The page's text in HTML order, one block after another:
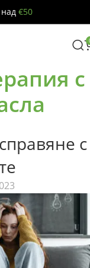
€50
с
с